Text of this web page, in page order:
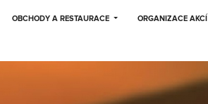
OBCHODY A RESTAURACE ORGANIZACE AKCÍ